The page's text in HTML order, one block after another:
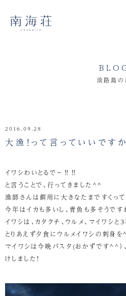
淡路島の
2016.09.28
大漁！って言っていいです
イワシわいとるで～‼‼
と言うことで、行ってきました^^
漁師さんは餌用に大きなたまですくって
今年はイカも多いし、青魚も多そうです
イワシは、カタクチ、ウルメ、マイワシと3
とりあえず夕食にウルメイワシの刺身
マイワシは今晩パスタ(おかずです^^）
けしました！